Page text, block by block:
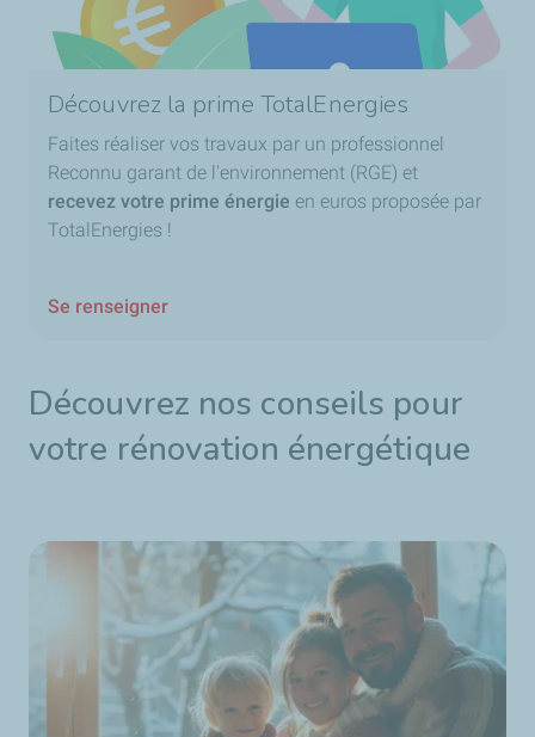
Découvrez la prime TotalEnergies
Faites réaliser vos travaux par un professionnel
Reconnu garant de l'environnement (RGE) et
recevez votre prime énergie en euros proposée par
TotalEnergies !
Se renseigner
Découvrez nos conseils pour
votre rénovation énergétique